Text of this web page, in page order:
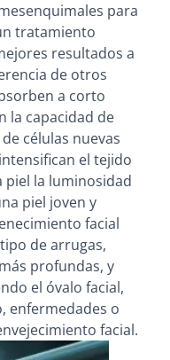
para
tratamiento
resultados a
de otros
a corto
la capacidad de
células nuevas
el tejido
piel la luminosidad
piel joven y
facial
de arrugas,
profundas, y
el óvalo facial,
enfermedades o
facial.